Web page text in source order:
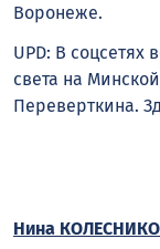
Воронеже.
UPD: В
света на
Переверткина.
Нина